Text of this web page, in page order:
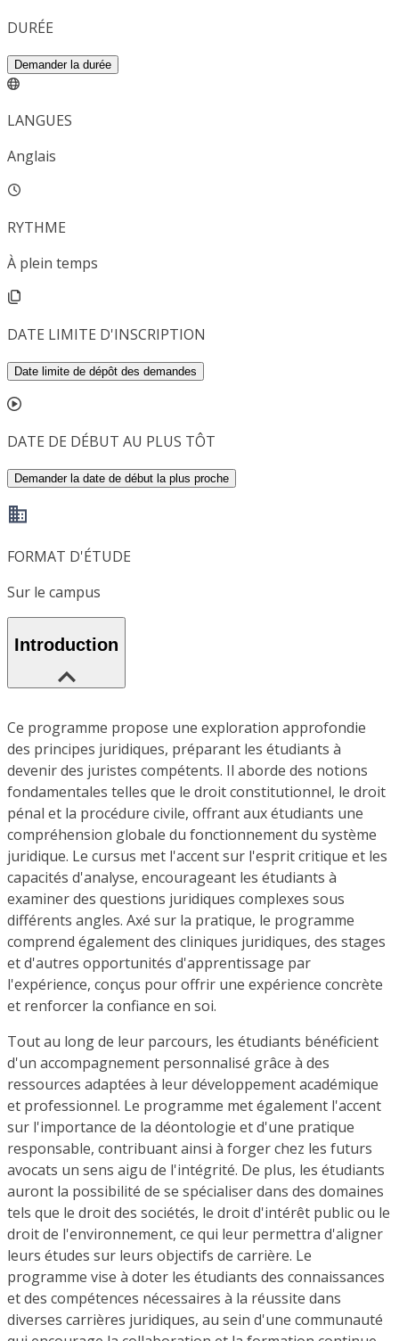
DURÉE
Demander la durée
LANGUES
Anglais
RYTHME
À plein temps
DATE LIMITE D'INSCRIPTION
Date limite de dépôt des demandes
DATE DE DÉBUT AU PLUS TÔT
Demander la date de début la plus proche
FORMAT D'ÉTUDE
Sur le campus
Introduction
Ce programme propose une exploration approfondie
des principes juridiques, préparant les étudiants à
devenir des juristes compétents. Il aborde des notions
fondamentales telles que le droit constitutionnel, le droit
pénal et la procédure civile, offrant aux étudiants une
compréhension globale du fonctionnement du système
juridique. Le cursus met l'accent sur l'esprit critique et les
capacités d'analyse, encourageant les étudiants à
examiner des questions juridiques complexes sous
différents angles. Axé sur la pratique, le programme
comprend également des cliniques juridiques, des stages
et d'autres opportunités d'apprentissage par
l'expérience, conçus pour offrir une expérience concrète
et renforcer la confiance en soi.
Tout au long de leur parcours, les étudiants bénéficient
d'un accompagnement personnalisé grâce à des
ressources adaptées à leur développement académique
et professionnel. Le programme met également l'accent
sur l'importance de la déontologie et d'une pratique
responsable, contribuant ainsi à forger chez les futurs
avocats un sens aigu de l'intégrité. De plus, les étudiants
auront la possibilité de se spécialiser dans des domaines
tels que le droit des sociétés, le droit d'intérêt public ou le
droit de l'environnement, ce qui leur permettra d'aligner
leurs études sur leurs objectifs de carrière. Le
programme vise à doter les étudiants des connaissances
et des compétences nécessaires à la réussite dans
diverses carrières juridiques, au sein d'une communauté